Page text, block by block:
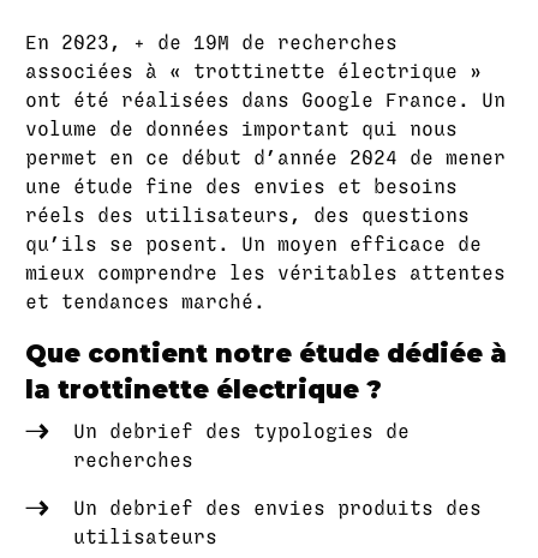
En 2023, + de 19M de recherches
associées à « trottinette électrique »
ont été réalisées dans Google France. Un
volume de données important qui nous
permet en ce début d’année 2024 de mener
une étude fine des envies et besoins
réels des utilisateurs, des questions
qu’ils se posent. Un moyen efficace de
mieux comprendre les véritables attentes
et tendances marché.
Que contient notre étude dédiée à
la trottinette électrique ?
Un debrief des typologies de
recherches
Un debrief des envies produits des
utilisateurs